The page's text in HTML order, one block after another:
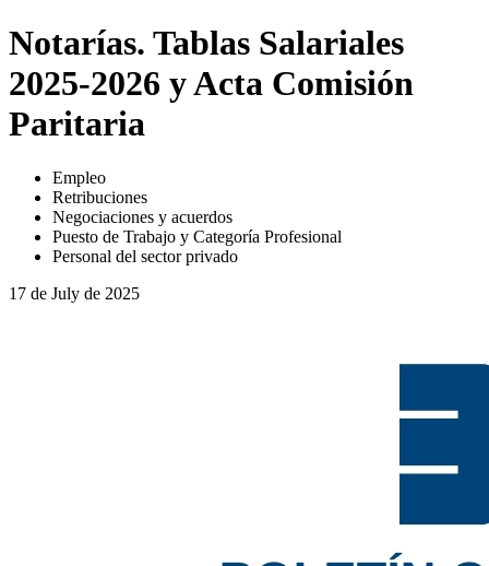
Notarías. Tablas Salariales
2025-2026 y Acta Comisión
Paritaria
Empleo
Retribuciones
Negociaciones y acuerdos
Puesto de Trabajo y Categoría Profesional
Personal del sector privado
17 de July de 2025